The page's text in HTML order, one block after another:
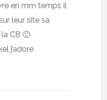
en mm temps il
leur site sa
CB 🙂
j’adore